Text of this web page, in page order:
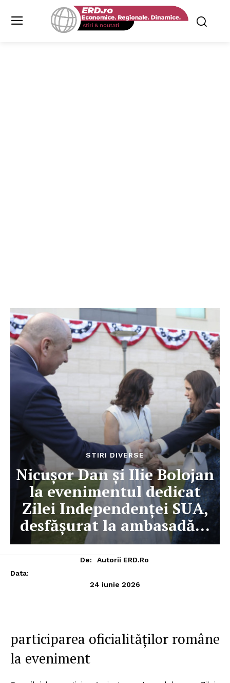
STIRI DIVERSE
Nicușor Dan și Ilie Bolojan
la evenimentul dedicat
Zilei Independenței SUA,
desfășurat la ambasadă…
De:
Autorii ERD.ro
Data:
24 iunie 2026
participarea oficialităților române
la eveniment